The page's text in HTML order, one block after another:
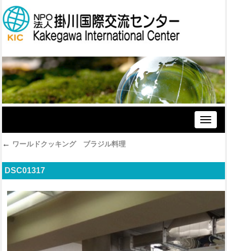
Toggle
← ワールドクッキング ブラジル料理
DSC01317